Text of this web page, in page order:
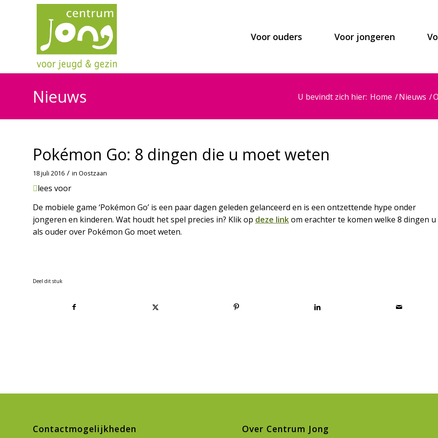
Voor ouders Voor jongeren
Nieuws U bevindt zich hier: Home /Nieuws /
Pokémon Go: 8 dingen die u moet weten
18 juli 2016 / in Oostzaan
lees voor
De mobiele game ‘Pokémon Go’ is een paar dagen geleden gelanceerd en is een ontzettende hype onder
jongeren en kinderen. Wat houdt het spel precies in? Klik op deze linkom erachter te komen welke 8 dingen u
als ouder over Pokémon Go moet weten.
Deel dit stuk
Contactmogelijkheden Over Centrum Jong